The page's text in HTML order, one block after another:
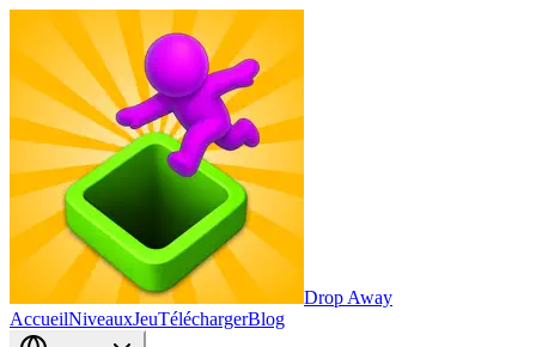
Drop Away
AccueilNiveauxJeuTéléchargerBlog